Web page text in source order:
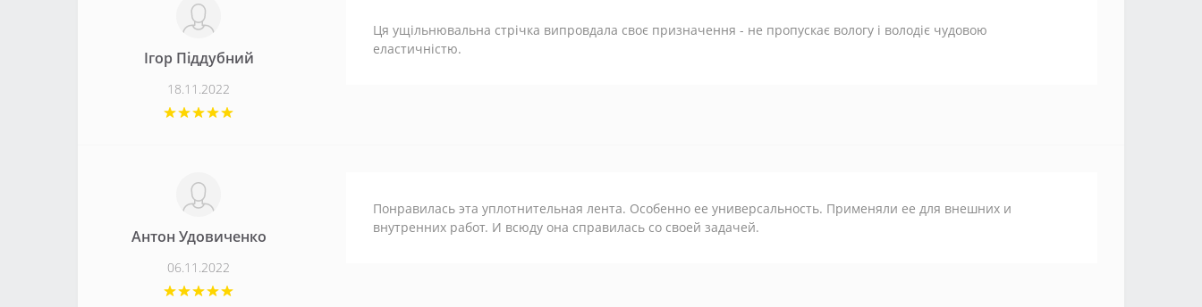
Ігор Піддубний
18.11.2022
Ця ущільнювальна стрічка випровдала своє призначення - не пропускає вологу і володіє чудовою
еластичністю.
Антон Удовиченко
06.11.2022
Понравилась эта уплотнительная лента. Особенно ее универсальность. Применяли ее для внешних и
внутренних работ. И всюду она справилась со своей задачей.